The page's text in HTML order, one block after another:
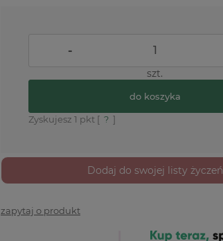
-
szt.
do koszyka
Zyskujesz 1 pkt [ ? ]
Dodaj do swojej listy życzeń
zapytaj o produkt